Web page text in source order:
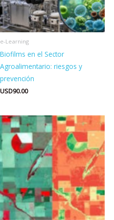
e-Learning
Biofilms en el Sector
Agroalimentario: riesgos y
prevención
USD90.00